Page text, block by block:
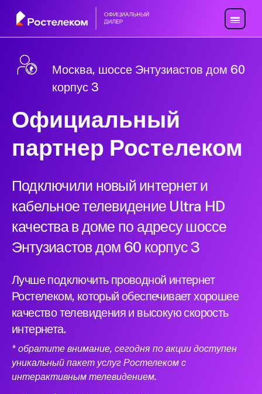
Москва, шоссе Энтузиастов дом 60
корпус 3
Официальный
партнер Ростелеком
Подключили новый интернет и
кабельное телевидение Ultra HD
качества в доме по адресу шоссе
Энтузиастов дом 60 корпус 3
Лучше подключить проводной интернет
Ростелеком, который обеспечивает хорошее
качество телевидения и высокую скорость
интернета.
* обратите внимание, сегодня по акции доступен
уникальный пакет услуг Ростелеком с
интерактивным телевидением.